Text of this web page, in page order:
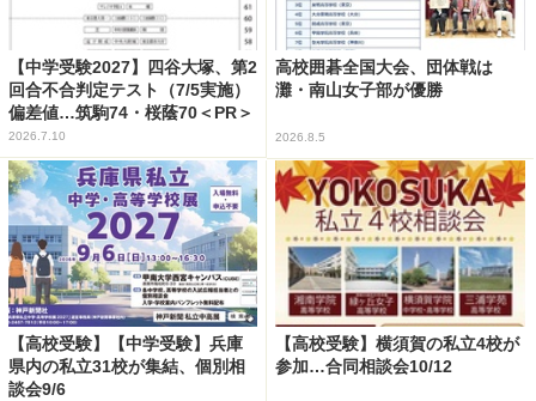
【中学受験2027】四谷大塚、第2
回合不合判定テスト（7/5実施）
偏差値…筑駒74・桜蔭70＜PR＞
2026.7.10
高校囲碁全国大会、団体戦は
灘・南山女子部が優勝
2026.8.5
【高校受験】【中学受験】兵庫
県内の私立31校が集結、個別相
談会9/6
【高校受験】横須賀の私立4校が
参加…合同相談会10/12